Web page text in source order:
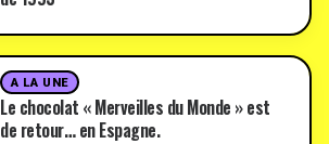
A LA UNE
Le chocolat « Merveilles du Monde » est
de retour… en Espagne.